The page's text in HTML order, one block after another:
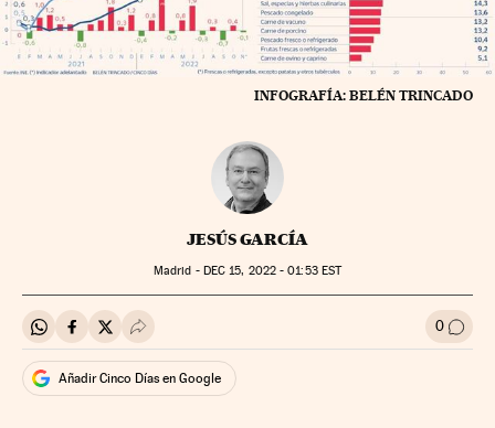
INFOGRAFÍA: BELÉN TRINCADO
JESÚS GARCÍA
Madrid - DEC 15, 2022 - 01:53EST
Compartir en Whatsapp
Compartir en Facebook
Compartir en Twitter
Desplegar Redes Sociales 0 Ir a
Añadir Cinco Días en Google